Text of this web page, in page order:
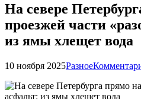
На севере
проезжей части
из ямы хлещет вода
10 ноября 2025Разное